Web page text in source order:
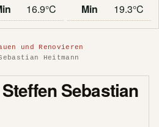
16.9°C
Min
19.3°C
und Renovieren
Heitmann
Sebastian